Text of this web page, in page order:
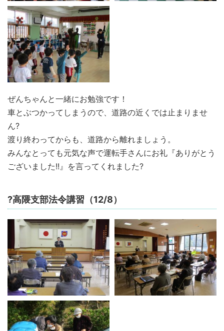
ぜんちゃんと一緒にお勉強です！
車とぶつかってしまうので、道路の近くでは止まりませ
ん?
渡り終わってからも、道路から離れましょう。
みんなとっても元気な声で運転手さんにお礼『ありがとう
ございました!!』を言ってくれました?
?高隈支部法令講習（12/8）